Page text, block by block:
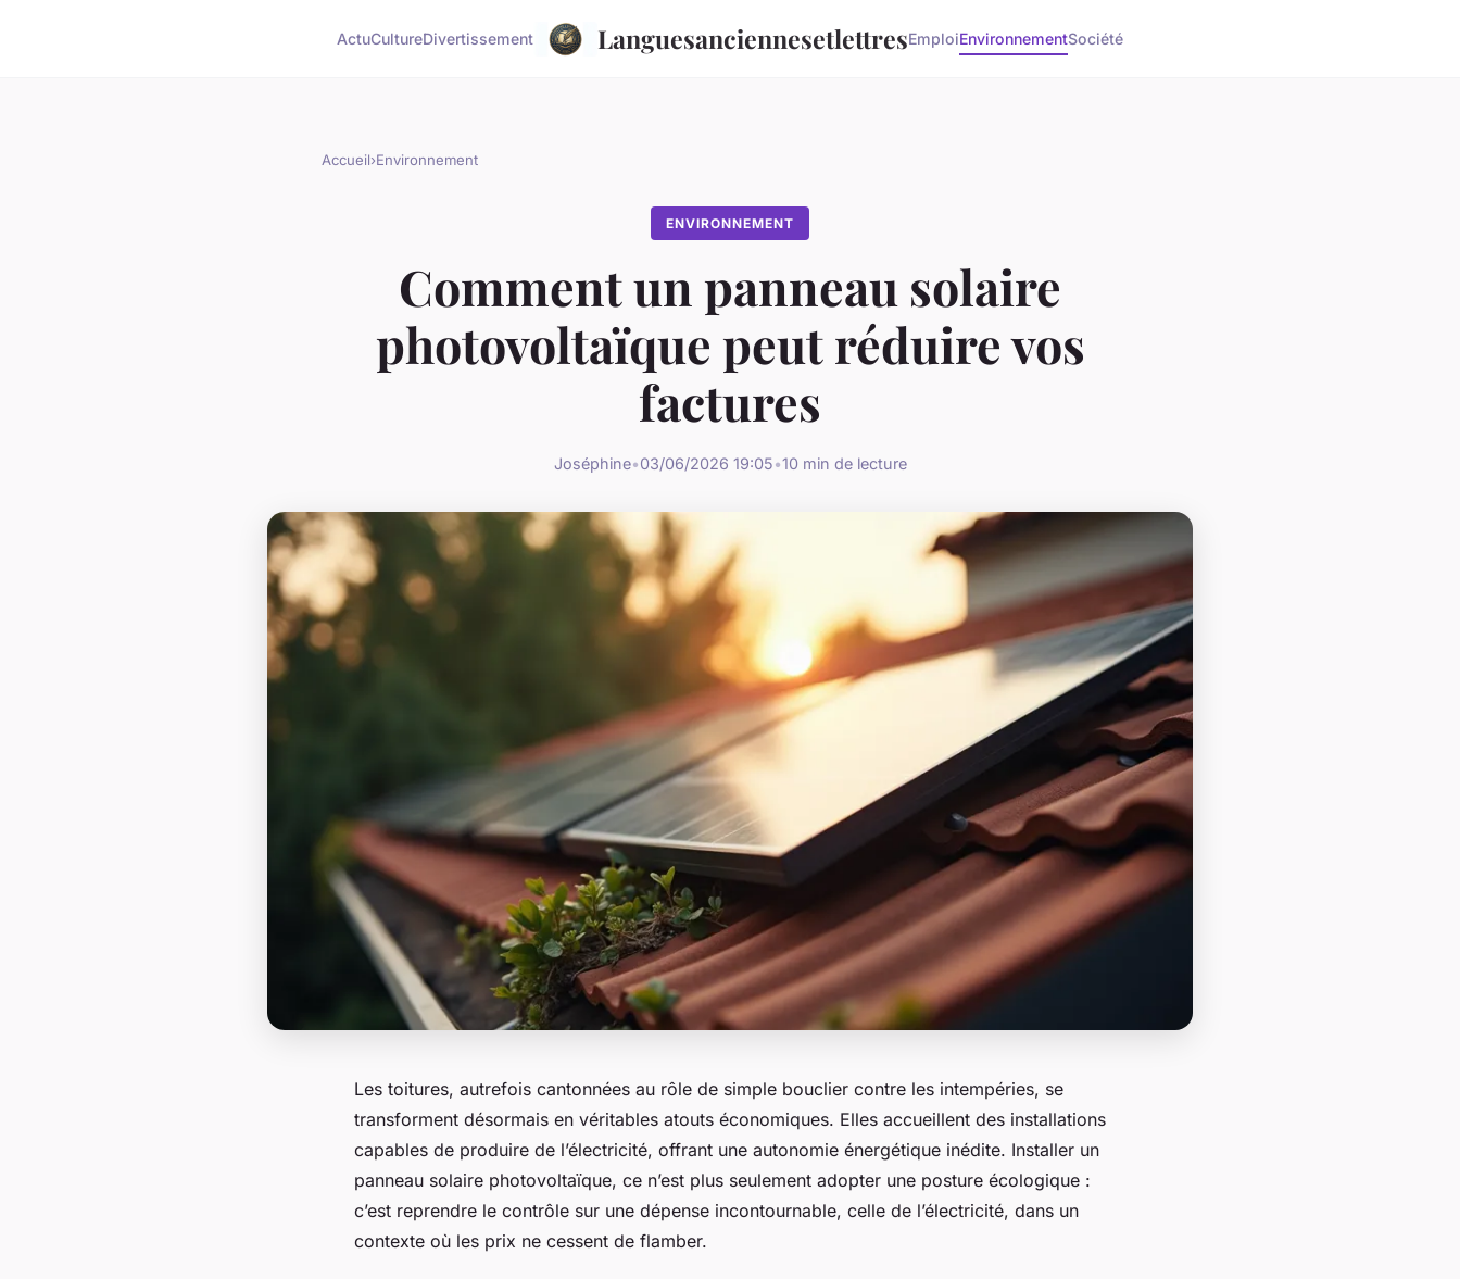
ActuCultureDivertissement LanguesanciennesetlettresEmploiEnvironnementSociété
Accueil›Environnement
ENVIRONNEMENT
Comment un panneau solaire
photovoltaïque peut réduire vos
factures
Joséphine•03/06/2026 19:05•10 min de lecture
Les toitures, autrefois cantonnées au rôle de simple bouclier contre les intempéries, se
transforment désormais en véritables atouts économiques. Elles accueillent des installations
capables de produire de l’électricité, offrant une autonomie énergétique inédite. Installer un
panneau solaire photovoltaïque, ce n’est plus seulement adopter une posture écologique :
c’est reprendre le contrôle sur une dépense incontournable, celle de l’électricité, dans un
contexte où les prix ne cessent de flamber.